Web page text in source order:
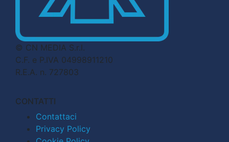
© CN MEDIA S.r.l.
C.F. e P.IVA 04998911210
R.E.A. n. 727803
CONTATTI
Contattaci
Privacy Policy